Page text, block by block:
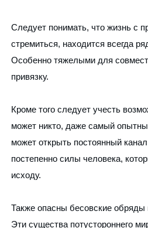
Следует понимать, что жизнь с
стремиться, находится всегда
Особенно тяжелыми для
привязку.
Кроме того следует учесть
может никто, даже самый
может открыть постоянный
постепенно силы человека,
исходу.
Также опасны бесовские
Эти существа потустороннего